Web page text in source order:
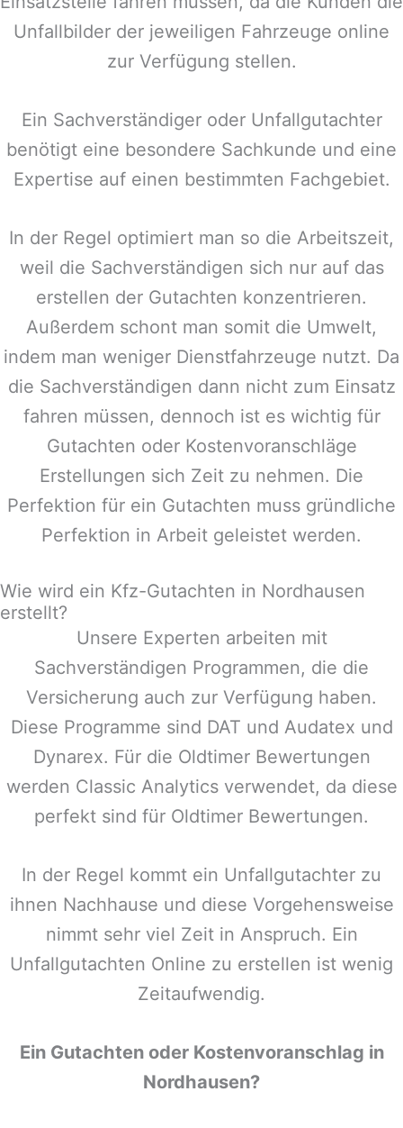
Unfallbilder der jeweiligen Fahrzeuge online
zur Verfügung stellen.
Ein Sachverständiger oder Unfallgutachter
benötigt eine besondere Sachkunde und eine
Expertise auf einen bestimmten Fachgebiet.
In der Regel optimiert man so die Arbeitszeit,
weil die Sachverständigen sich nur auf das
erstellen der Gutachten konzentrieren.
Außerdem schont man somit die Umwelt,
indem man weniger Dienstfahrzeuge nutzt. Da
die Sachverständigen dann nicht zum Einsatz
fahren müssen, dennoch ist es wichtig für
Gutachten oder Kostenvoranschläge
Erstellungen sich Zeit zu nehmen. Die
Perfektion für ein Gutachten muss gründliche
Perfektion in Arbeit geleistet werden.
Wie wird ein Kfz-Gutachten in Nordhausen
erstellt?
Unsere Experten arbeiten mit
Sachverständigen Programmen, die die
Versicherung auch zur Verfügung haben.
Diese Programme sind DAT und Audatex und
Dynarex. Für die Oldtimer Bewertungen
werden Classic Analytics verwendet, da diese
perfekt sind für Oldtimer Bewertungen.
In der Regel kommt ein Unfallgutachter zu
ihnen Nachhause und diese Vorgehensweise
nimmt sehr viel Zeit in Anspruch. Ein
Unfallgutachten Online zu erstellen ist wenig
Zeitaufwendig.
Ein Gutachten oder Kostenvoranschlag in
Nordhausen?